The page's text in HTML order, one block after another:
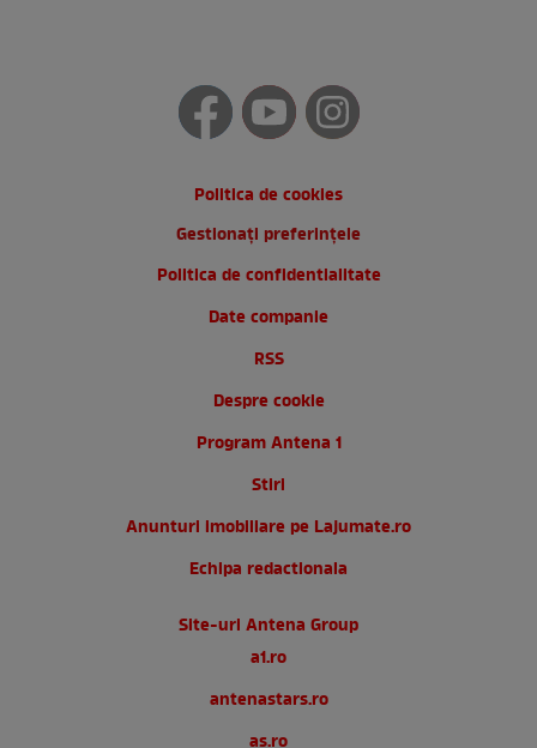
Politica de cookies
Gestionați preferințele
Politica de confidentialitate
Date companie
RSS
Despre cookie
Program Antena 1
Stiri
Anunturi imobiliare pe Lajumate.ro
Echipa redactionala
Site-uri Antena Group
a1.ro
antenastars.ro